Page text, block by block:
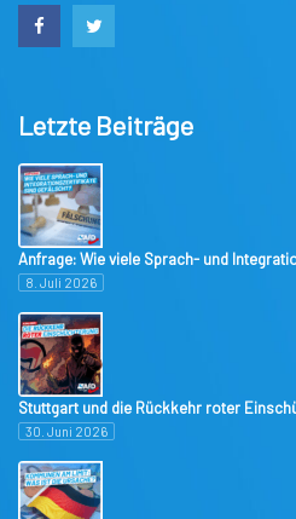
Letzte Beiträge
Anfrage: Wie viele Sprach- und
8. Juli 2026
Stuttgart und die Rückkehr roter
30. Juni 2026